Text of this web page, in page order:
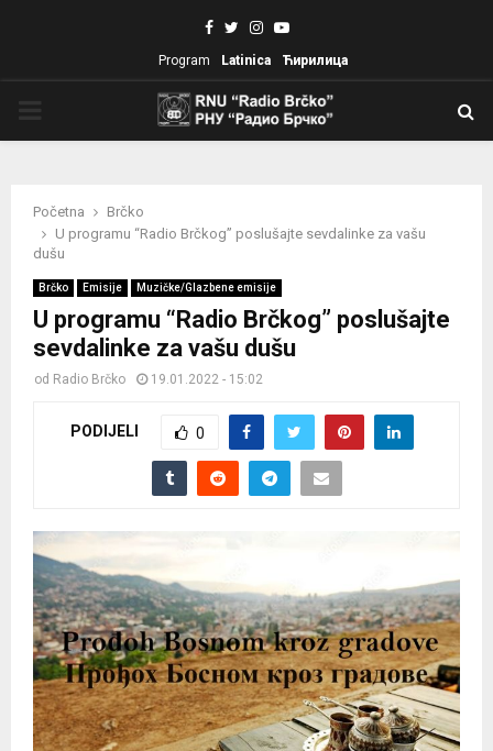
Facebook
TwitterInstagram
Youtube
Program Latinica Ћирилица
Početna
Brčko
U programu “Radio Brčkog” poslušajte sevdalinke za vašu
dušu
Brčko Emisije Muzičke/Glazbene emisije
U programu “Radio Brčkog” poslušajte
sevdalinke za vašu dušu
od Radio Brčko 19.01.2022 - 15:02
PODIJELI 0